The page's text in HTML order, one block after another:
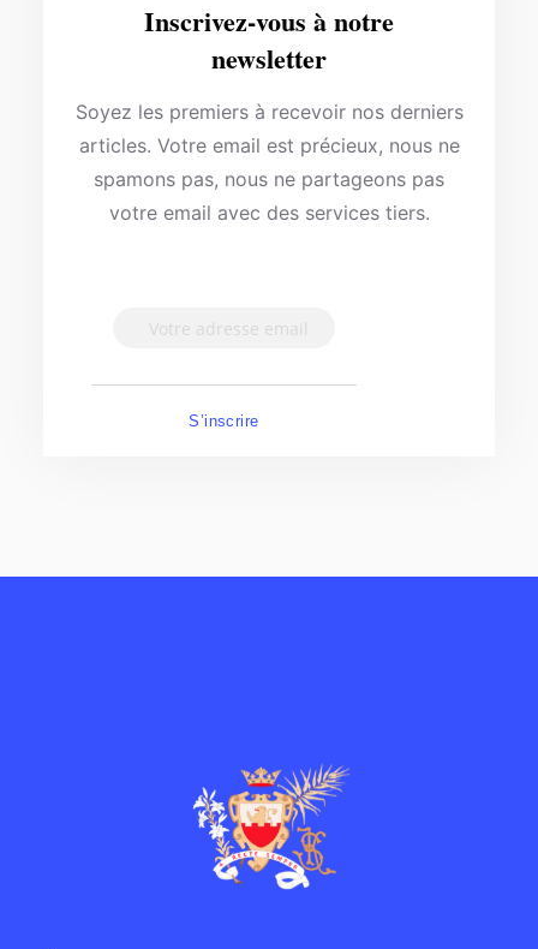
Inscrivez-vous à notre
newsletter
Soyez les premiers à recevoir nos derniers
articles. Votre email est précieux, nous ne
spamons pas, nous ne partageons pas
votre email avec des services tiers.
S’inscrire